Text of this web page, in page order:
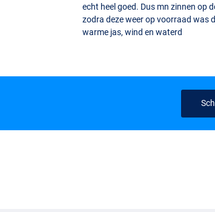
echt heel goed. Dus mn zinnen op
zodra deze weer op voorraad was
warme jas, wind en waterd